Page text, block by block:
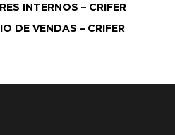
INTERNOS – CRIFER
DE VENDAS – CRIFER